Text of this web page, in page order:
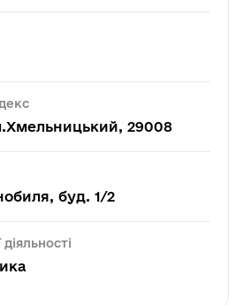
29008
буд. 1/2